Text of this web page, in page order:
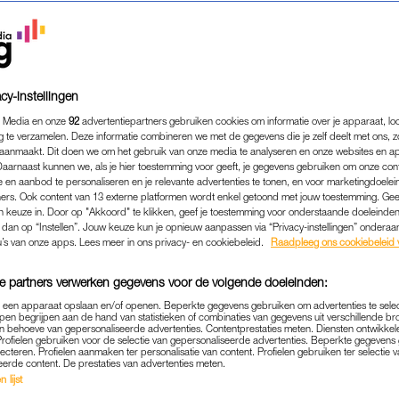
GOED UIT: MAAK
500(!) KEER KANS OP EEN
BEAUTY|WINNEN
is, weet je ondertussen waarschijnlijk wel.
onze huid toch écht iets minder. Een flinke
allesbehalve overbodige luxe. Zo ben én blijf je
instellingen
en onze 92 advertentiepartners gebruiken cookies om informatie over je apparaat,
te verzamelen. Deze informatie combineren we met de gegevens die je zelf deelt met ons,
Dit doen we om het gebruik van onze media te analyseren en onze websites en
kunnen we, als je hier toestemming voor geeft, je gegevens gebruiken om onze
en aanbod te personaliseren en je relevante advertenties te tonen, en voor
Ook content van 13 externe platformen wordt enkel getoond met jouw toestemming.
keuze in. Door op "Akkoord" te klikken, geef je toestemming voor onderstaande
op “Instellen”. Jouw keuze kun je opnieuw aanpassen via “Privacy-instellingen”
van onze apps. Lees meer in ons privacy- en cookiebeleid.
Raadpleeg ons cookiebeleid
partners verwerken gegevens voor de volgende doeleinden:
apparaat opslaan en/of openen. Beperkte gegevens gebruiken om advertenties te
begrijpen aan de hand van statistieken of combinaties van gegevens uit verschillende
behoeve van gepersonaliseerde advertenties. Contentprestaties meten. Diensten
gebruiken voor de selectie van gepersonaliseerde advertenties. Beperkte
Profielen aanmaken ter personalisatie van content. Profielen gebruiken ter selectie
content. De prestaties van advertenties meten.
lijst